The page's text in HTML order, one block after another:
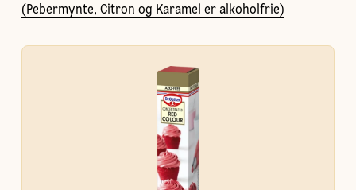
(Pebermynte, Citron og Karamel er alkoholfrie)